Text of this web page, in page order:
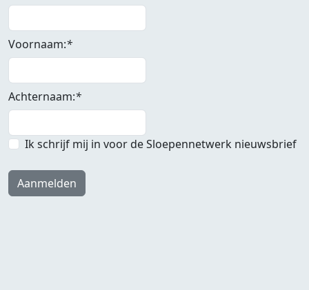
Voornaam:*
Achternaam:*
Ik schrijf mij in voor de Sloepennetwerk nieuwsbrief
Aanmelden